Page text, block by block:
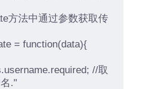
方法中通过参数获取传
= function(data){
//取
."